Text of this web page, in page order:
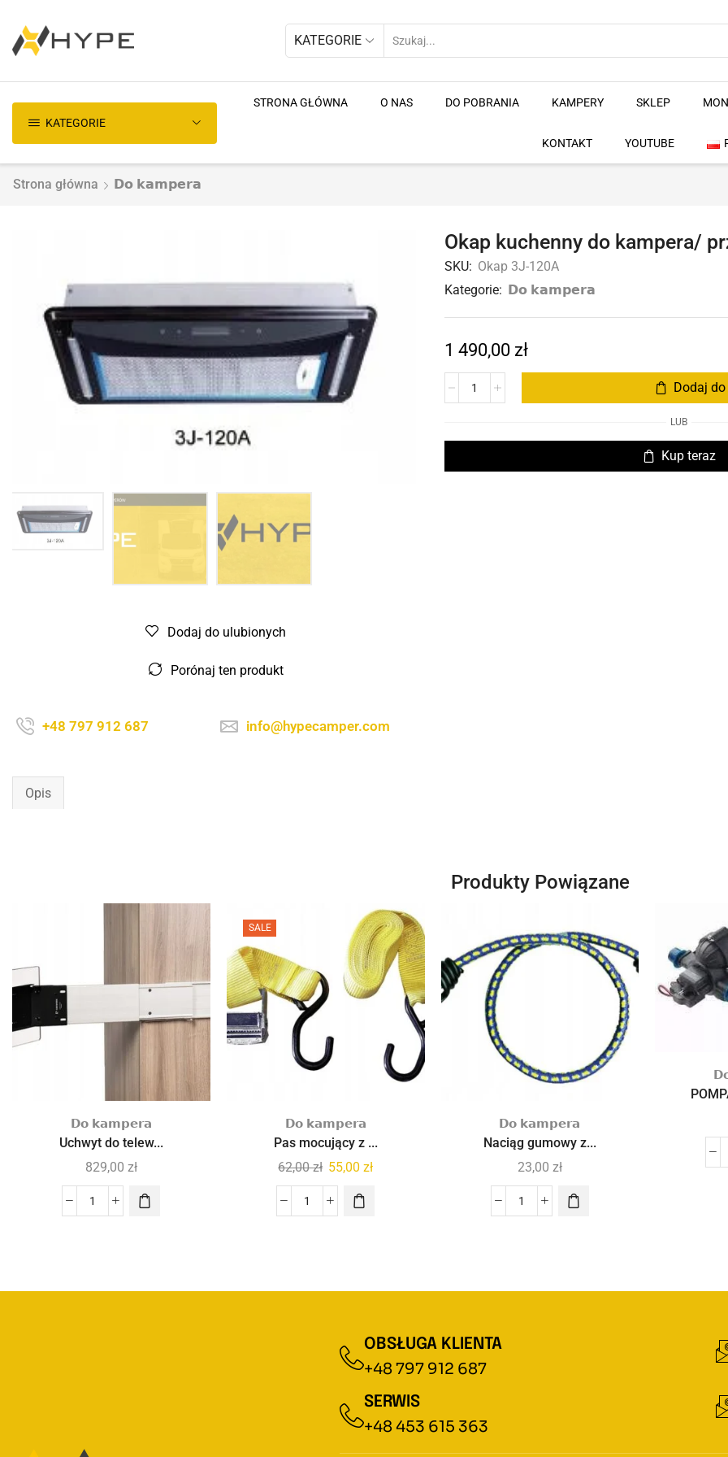
KATEGORIE
KATEGORIE
STRONA GŁÓWNA O NAS DO POBRANIA KAMPERY SKLEP
KONTAKT YOUTUBE
Strona główna 𝗗𝗼 𝗸𝗮𝗺𝗽𝗲𝗿𝗮
Dodaj do ulubionych
Porónaj ten produkt
+48 797 912 687 info@hypecamper.com
Okap kuchenny do kampera/
SKU: Okap 3J-120A
Kategorie: 𝗗𝗼 𝗸𝗮𝗺𝗽𝗲𝗿𝗮
1 490,00 zł
Dodaj
LUB
Kup teraz
Opis
Produkty Powiązane
𝗗𝗼 𝗸𝗮𝗺𝗽𝗲𝗿𝗮
Uchwyt do telew...
829,00 zł
SALE
𝗗𝗼 𝗸𝗮𝗺𝗽𝗲𝗿𝗮
Pas mocujący z ...
62,00zł 55,00zł
𝗗𝗼 𝗸𝗮𝗺𝗽𝗲𝗿𝗮
Naciąg gumowy z...
23,00 zł
OBSŁUGA KLIENTA
+48 797 912 687
SERWIS
+48 453 615 363